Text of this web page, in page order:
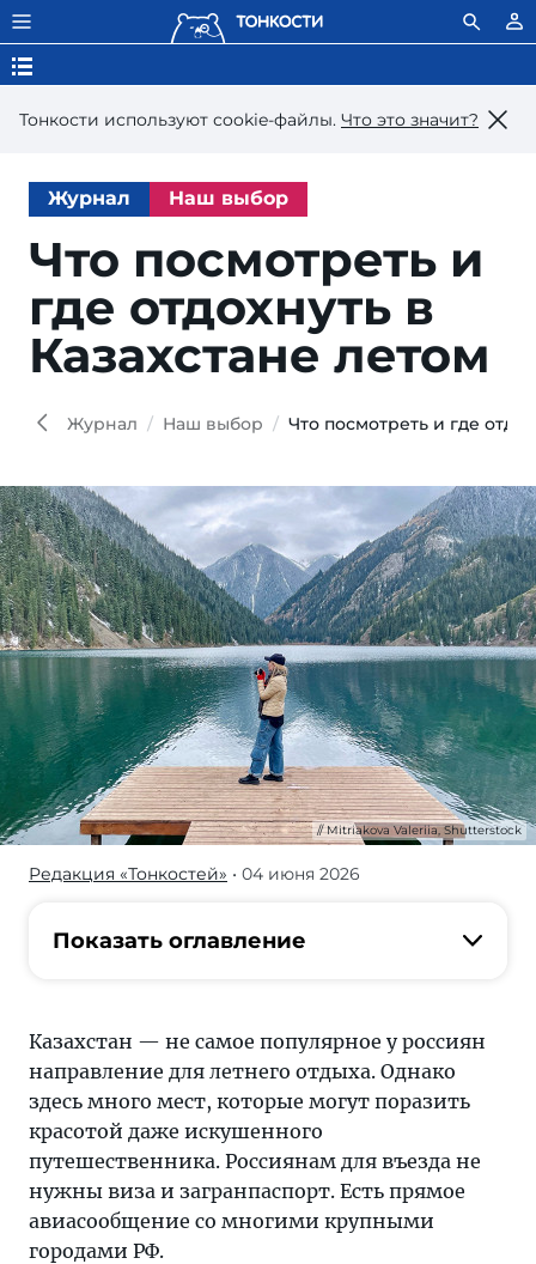
Тонкости используют сookie-файлы. Что это значит?
Журнал Наш выбор
Что посмотреть и
где отдохнуть в
Казахстане летом
Журнал Наш выбор Что посмотреть и где
Mitriakova Valeriia, Shutterstock
Расскажем,
отправиться
отдохнуть,
и
насладиться
природными
красотами
Редакция «Тонкостей» • 04 июня 2026
Показать оглавление
Казахстан — не самое популярное у россиян
направление для летнего отдыха. Однако
здесь много мест, которые могут поразить
красотой даже искушенного
путешественника. Россиянам для въезда не
нужны виза и загранпаспорт. Есть прямое
авиасообщение со многими крупными
городами РФ.